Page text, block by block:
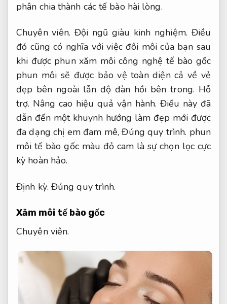
phân chia thành các tế bào hài lòng.
Chuyên viên. Đội ngũ giàu kinh nghiệm. Điều
đó cũng có nghĩa với việc đôi môi của bạn sau
khi được phun xăm môi công nghệ tế bào gốc
phun môi sẽ được bảo vệ toàn diện cả về vẻ
đẹp bên ngoài lẫn độ đàn hồi bên trong. Hỗ
trợ. Nâng cao hiệu quả vận hành. Điều này đã
dẫn đến một khuynh hướng làm đẹp mới được
đa dạng chị em đam mê,Đúng quy trình. phun
môi tế bào gốc màu đỏ cam là sự chọn lọc cực
kỳ hoàn hảo.
Định kỳ. Đúng quy trình.
Xăm môi tế bào gốc
Chuyên viên.